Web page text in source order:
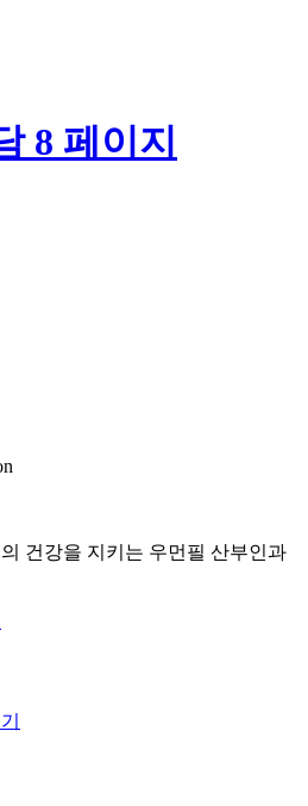
건강을 지키는 우먼필 산부인과